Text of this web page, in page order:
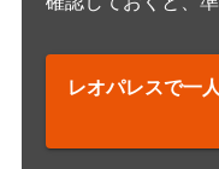
レオパレスで一